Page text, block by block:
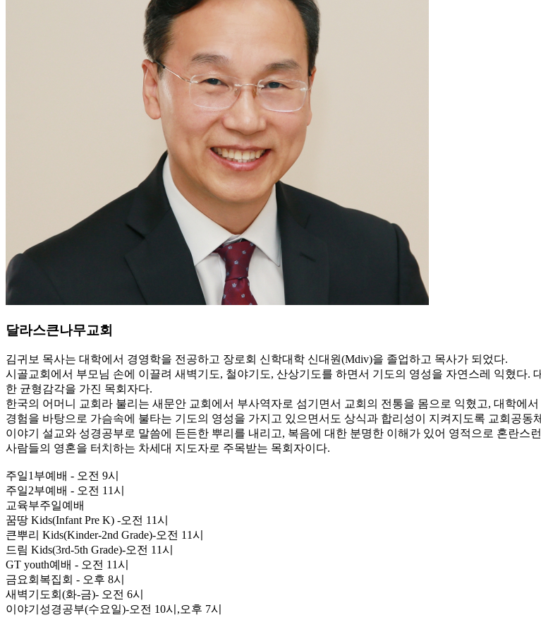
달라스큰나무교회
김귀보 목사는 대학에서 경영학을 전공하고 장로회 신학대학 신대원(Mdiv)을 졸업하고 목사가 되었다.
시골교회에서 부모님 손에 이끌려 새벽기도, 철야기도, 산상기도를 하면서 기도의 영성을 자연스레 익혔다.
한 균형감각을 가진 목회자다.
한국의 어머니 교회라 불리는 새문안 교회에서 부사역자로 섬기면서 교회의 전통을 몸으로 익혔고, 대학에
경험을 바탕으로 가슴속에 불타는 기도의 영성을 가지고 있으면서도 상식과 합리성이 지켜지도록 교회공동
이야기 설교와 성경공부로 말씀에 든든한 뿌리를 내리고, 복음에 대한 분명한 이해가 있어 영적으로 혼란
사람들의 영혼을 터치하는 차세대 지도자로 주목받는 목회자이다.
주일1부예배 - 오전 9시
주일2부예배 - 오전 11시
교육부주일예배
꿈땅 Kids(Infant Pre K) -오전 11시
큰뿌리 Kids(Kinder-2nd Grade)-오전 11시
드림 Kids(3rd-5th Grade)-오전 11시
GT youth예배 - 오전 11시
금요회복집회 - 오후 8시
새벽기도회(화-금)- 오전 6시
이야기성경공부(수요일)-오전 10시,오후 7시